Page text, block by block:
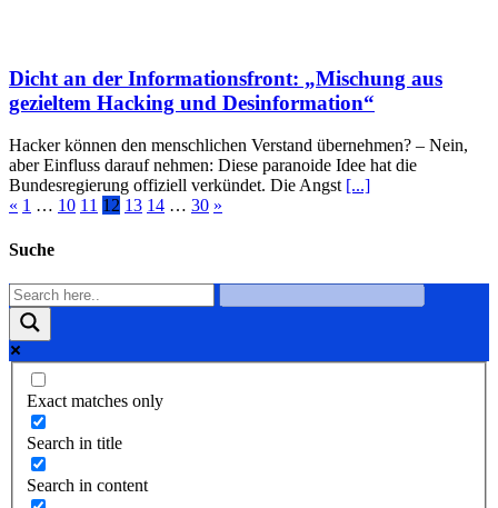
Dicht an der Informationsfront: „Mischung aus
gezieltem Hacking und Desinformation“
Hacker können den menschlichen Verstand übernehmen? – Nein,
aber Einfluss darauf nehmen: Diese paranoide Idee hat die
Bundesregierung offiziell verkündet. Die Angst [...]
« 1 … 10 11 12 13 14 … 30 »
Suche
Exact matches only
Search in title
Search in content